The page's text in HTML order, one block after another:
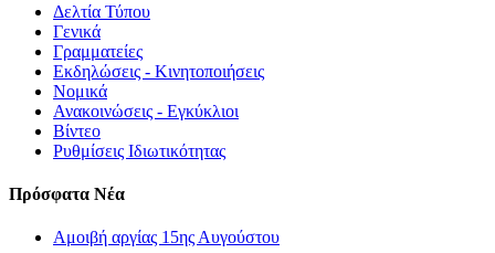
Δελτία Τύπου
Γενικά
Γραμματείες
Εκδηλώσεις - Κινητοποιήσεις
Νομικά
Ανακοινώσεις - Εγκύκλιοι
Βίντεο
Ρυθμίσεις Ιδιωτικότητας
Πρόσφατα Νέα
Αμοιβή αργίας 15ης Αυγούστου